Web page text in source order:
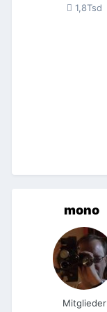
1,8Tsd
mono
Mitglieder